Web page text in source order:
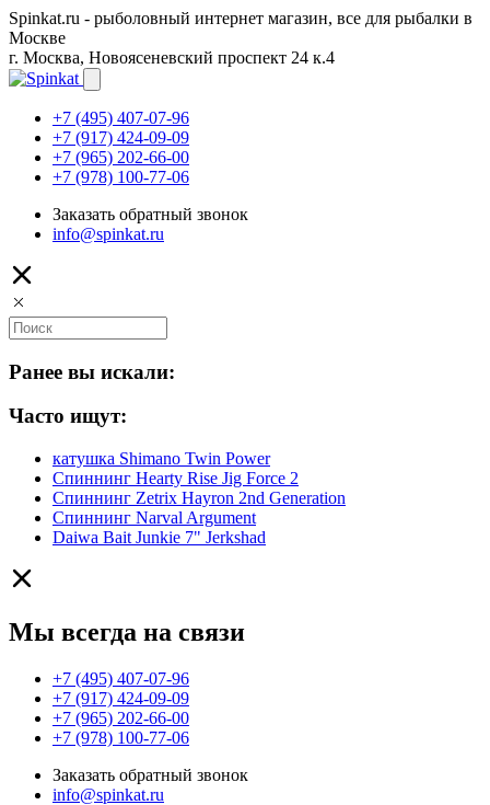
Spinkat.ru - рыболовный интернет магазин, все для рыбалки в
Москве
г. Москва, Новоясеневский проспект 24 к.4
+7 (495) 407-07-96
+7 (917) 424-09-09
+7 (965) 202-66-00
+7 (978) 100-77-06
Заказать обратный звонок
info@spinkat.ru
Ранее вы искали:
Часто ищут:
катушка Shimano Twin Power
Спиннинг Hearty Rise Jig Force 2
Спиннинг Zetrix Hayron 2nd Generation
Спиннинг Narval Argument
Daiwa Bait Junkie 7" Jerkshad
Мы всегда на связи
+7 (495) 407-07-96
+7 (917) 424-09-09
+7 (965) 202-66-00
+7 (978) 100-77-06
Заказать обратный звонок
info@spinkat.ru